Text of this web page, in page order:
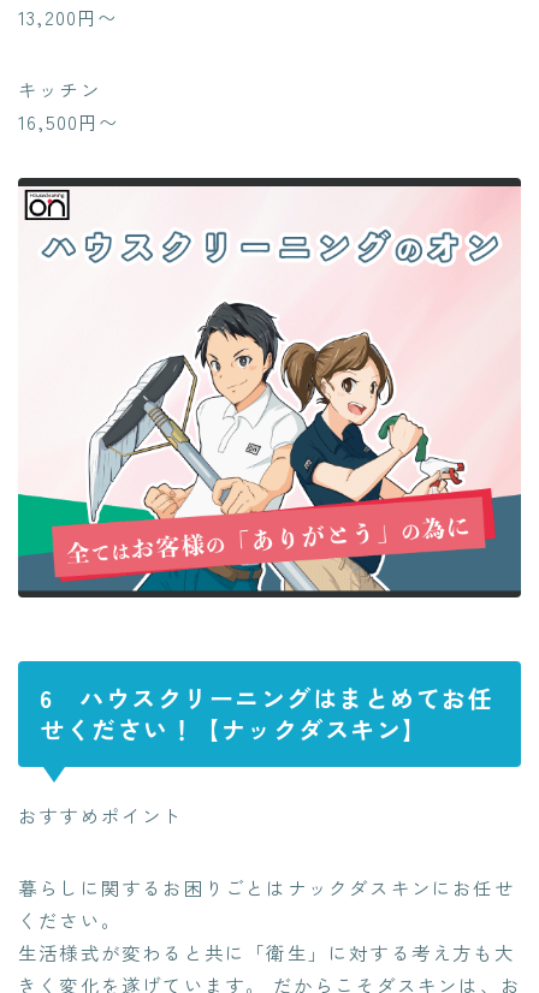
13,200円〜
キッチン
16,500円〜
6 ハウスクリーニングはまとめてお任
せください！【ナックダスキン】
おすすめポイント
暮らしに関するお困りごとはナックダスキンにお任せ
ください。
生活様式が変わると共に「衛生」に対する考え方も大
きく変化を遂げています。 だからこそダスキンは、お